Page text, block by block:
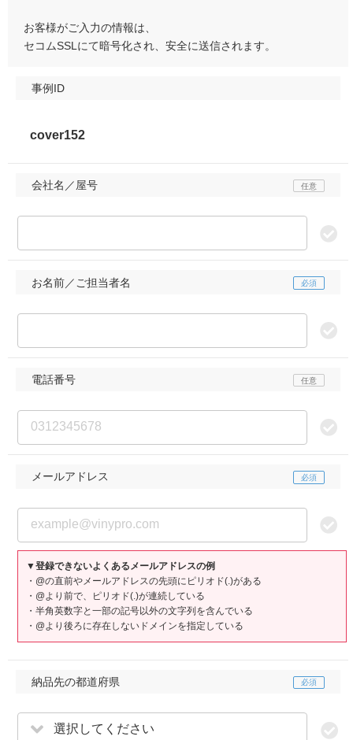
お客様がご入力の情報は、
セコムSSLにて暗号化され、安全に送信されます。
事例ID
会社名／屋号
お名前／ご担当者名
電話番号
メールアドレス
▼登録できないよくあるメールアドレスの例
・@の直前やメールアドレスの先頭にピリオド(.)がある
・@より前で、ピリオド(.)が連続している
・半角英数字と一部の記号以外の文字列を含んでいる
・@より後ろに存在しないドメインを指定している
納品先の都道府県
選択してください